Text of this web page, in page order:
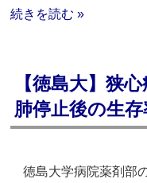
続きを読む »
【徳島大】狭
肺停止後の生
徳島大学病院薬剤部